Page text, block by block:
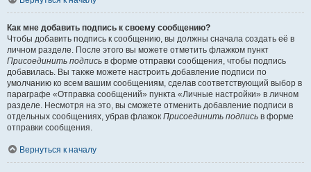
Как мне добавить подпись к своему сообщению?
Чтобы добавить подпись к сообщению, вы должны сначала создать её в
личном разделе. После этого вы можете отметить флажком пункт
Присоединить подпись в форме отправки сообщения, чтобы подпись
добавилась. Вы также можете настроить добавление подписи по
умолчанию ко всем вашим сообщениям, сделав соответствующий выбор в
параграфе «Отправка сообщений» пункта «Личные настройки» в личном
разделе. Несмотря на это, вы сможете отменить добавление подписи в
отдельных сообщениях, убрав флажок Присоединить подпись в форме
отправки сообщения.
Вернуться к началу